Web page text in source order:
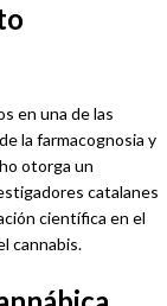
en una de las
la farmacognosia y
otorga un
catalanes
científica en el
cannabis.